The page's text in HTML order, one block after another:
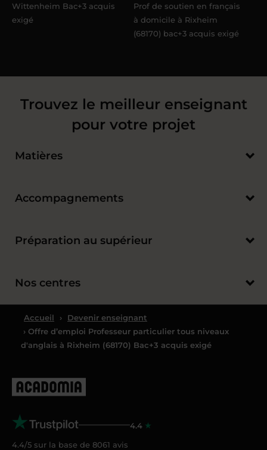
Wittenheim Bac+3 acquis
exigé
Prof de soutien en français
à domicile à Rixheim
(68170) bac+3 acquis exigé
Trouvez le meilleur enseignant
pour votre projet
Matières
Accompagnements
Préparation au supérieur
Nos centres
Accueil ›
Devenir enseignant
› Offre d’emploi Professeur particulier tous niveaux
d'anglais à Rixheim (68170) Bac+3 acquis exigé
4.4
4.4/5 sur la base de 8061 avis